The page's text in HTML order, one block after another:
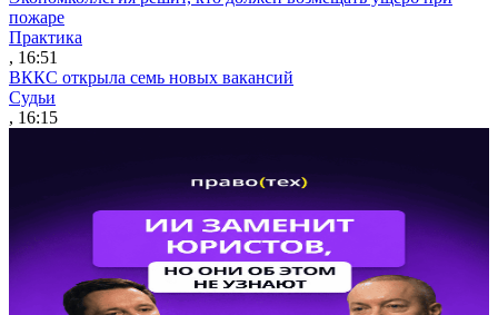
пожаре
Практика
, 16:51
ВККС открыла семь новых вакансий
Судьи
, 16:15